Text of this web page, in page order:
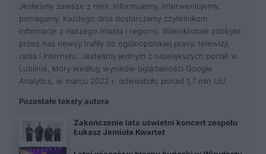
Jesteśmy zawsze z nimi: informujemy, interweniujemy,
pomagamy. Każdego dnia dostarczamy czytelnikom
informacje z naszego miasta i regionu. Wielokrotnie zdobyte
przez nas newsy trafiły do ogólnopolskiej prasy, telewizji,
radia i Internetu. Jesteśmy jednym z największych portali w
Lublinie, który według wyników oglądalności Google
Analytics, w marcu 2022 r. odwiedziło ponad 1,7 mln UU.
Pozostałe teksty autora
Zakończenie lata uświetni koncert zespołu
Łukasz Jemioła Kwartet